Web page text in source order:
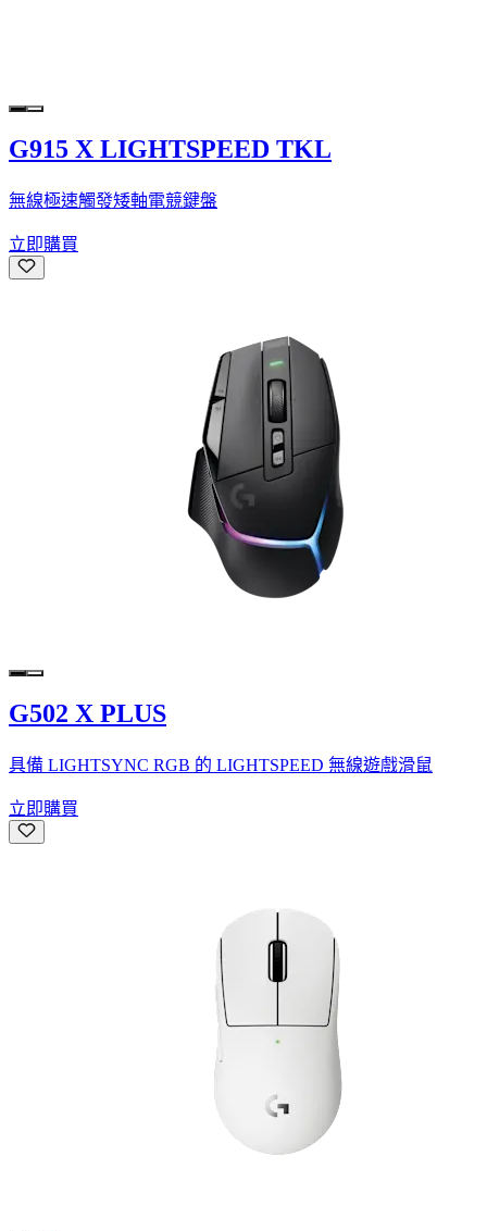
G915 X LIGHTSPEED TKL
無線極速觸發矮軸電競鍵盤
立即購買
G502 X PLUS
具備 LIGHTSYNC RGB 的 LIGHTSPEED 無線遊戲滑鼠
立即購買